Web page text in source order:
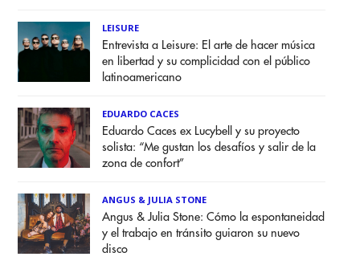
LEISURE
Entrevista a Leisure: El arte de hacer música
en libertad y su complicidad con el público
latinoamericano
EDUARDO CACES
Eduardo Caces ex Lucybell y su proyecto
solista: “Me gustan los desafíos y salir de la
zona de confort”
ANGUS & JULIA STONE
Angus & Julia Stone: Cómo la espontaneidad
y el trabajo en tránsito guiaron su nuevo
disco